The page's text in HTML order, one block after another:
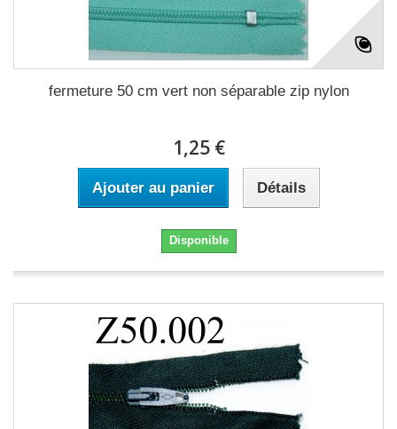
fermeture 50 cm vert non séparable zip nylon
1,25 €
Ajouter au panier Détails
Disponible